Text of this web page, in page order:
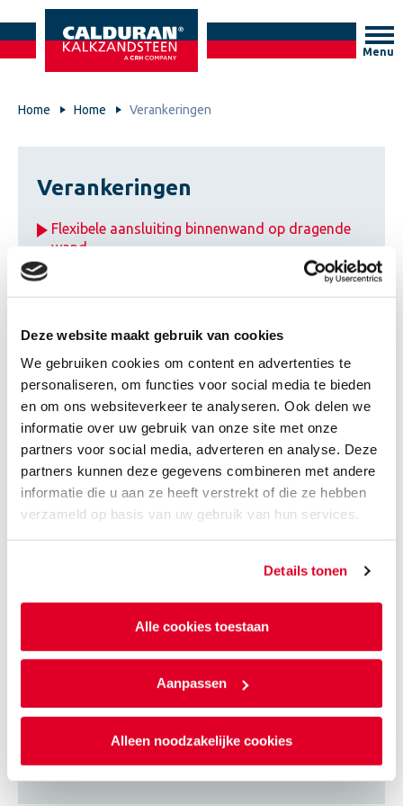
Deze website maakt gebruik van cookies
We gebruiken cookies om content en advertenties te
personaliseren, om functies voor social media te bieden
en om ons websiteverkeer te analyseren. Ook delen we
informatie over uw gebruik van onze site met onze
partners voor social media, adverteren en analyse. Deze
partners kunnen deze gegevens combineren met andere
informatie die u aan ze heeft verstrekt of die ze hebben
verzameld op basis van uw gebruik van hun services.
Details tonen
Alle cookies toestaan
Aanpassen
Alleen noodzakelijke cookies
Menu
Home Home Verankeringen
Verankeringen
Flexibele aansluiting binnenwand op dragende
wand
Flexibele aansluiting kalkzandsteen op ronde,
Flexibele aansluiting kalkzandsteenwanden
Flexibele aansluiting kalkzandsteen
binnenspouwblad op betonnen wand
Ankerloze spouwmuur kalkzandsteen, starre
koppeling binnenspouwblad met
binnenspouwblad met lijmkoppelstrips
Ankerloze spouwmuur kalkzandsteen flexibele
aansluiting met binnenspouwblad
Massieve kalkzandsteenwand flexibele
aansluiting met binnenspouwblad